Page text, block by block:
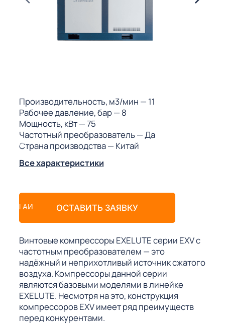
Производительность, м3/мин — 11
Рабочее давление, бар— 8
Мощность, кВт— 75
Частотный преобразователь— Да
Страна производства— Китай
Все характеристики
ОСТАВИТЬ ЗАЯВКУ
Винтовые компрессоры EXELUTE серии EXV с
частотным преобразователем — это
надёжный и неприхотливый источник сжатого
воздуха. Компрессоры данной серии
являются базовыми моделями в линейке
EXELUTE. Несмотря на это, конструкция
компрессоров EXV имеет ряд преимуществ
перед конкурентами.
(МКС)
АИ